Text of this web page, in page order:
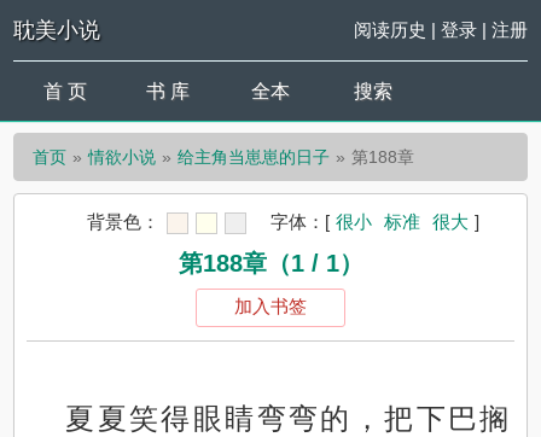
耽美小说 阅读历史 | 登录| 注册
首 页 书 库 全本 搜索
首页 情欲小说 给主角当崽崽的日子 第188章
背景色： 字体： [ 很小 标准 很大 ]
第188章（1 / 1）
加入书签
夏夏笑得眼睛弯弯的，把下巴搁